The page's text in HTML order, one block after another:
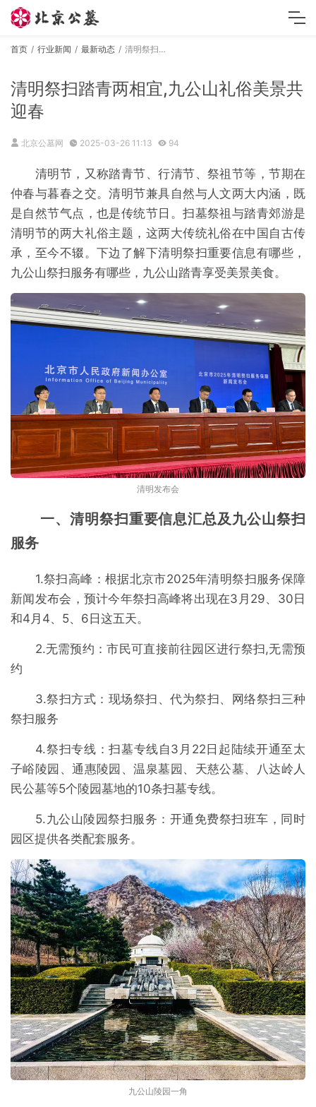
首页 行业新闻 最新动态 清明祭扫踏青两相宜,九公山礼俗美景共迎春
清明祭扫踏青两相宜,九公山礼俗美景共
迎春
北京公墓网 2025-03-26 11:13 94
清明节，又称踏青节、行清节、祭祖节等，节期在
仲春与暮春之交。清明节兼具自然与人文两大内涵，既
是自然节气点，也是传统节日。扫墓祭祖与踏青郊游是
清明节的两大礼俗主题，这两大传统礼俗在中国自古传
承，至今不辍。下边了解下清明祭扫重要信息有哪些，
九公山祭扫服务有哪些，九公山踏青享受美景美食。
清明发布会
一、清明祭扫重要信息汇总及九公山祭扫
服务
1.祭扫高峰：根据北京市2025年清明祭扫服务保障
新闻发布会，预计今年祭扫高峰将出现在3月29、30日
和4月4、5、6日这五天。
2.无需预约：市民可直接前往园区进行祭扫,无需预
约
3.祭扫方式：现场祭扫、代为祭扫、网络祭扫三种
祭扫服务
4.祭扫专线：扫墓专线自3月22日起陆续开通至太
子峪陵园、通惠陵园、温泉墓园、天慈公墓、八达岭人
民公墓等5个陵园墓地的10条扫墓专线。
5.九公山陵园祭扫服务：开通免费祭扫班车，同时
园区提供各类配套服务。
九公山陵园一角